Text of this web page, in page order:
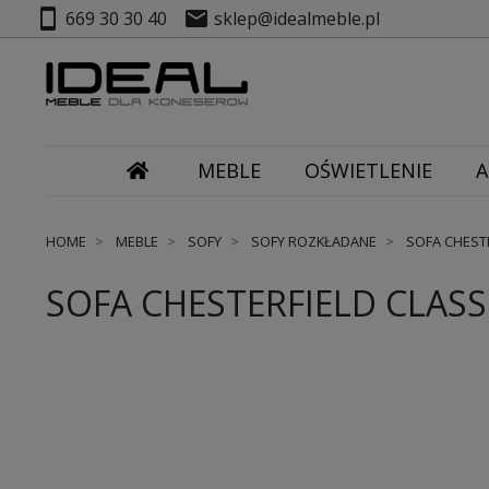
smartphone 669 30 30 40 mail sklep@idealmeble.pl
MEBLE OŚWIETLENIE
HOME MEBLE SOFY SOFY ROZKŁADANE SOFA
SOFA CHESTERFIELD